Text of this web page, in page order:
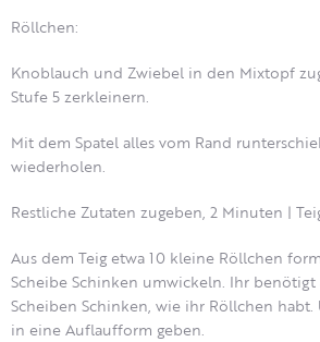
Röllchen:
Knoblauch und Zwiebel in den Mixtopf
Stufe 5 zerkleinern.
Mit dem Spatel alles vom Rand
wiederholen.
Restliche Zutaten zugeben, 2 Minuten |
Aus dem Teig etwa 10 kleine Röllchen
Scheibe Schinken umwickeln. Ihr benötigt
Scheiben Schinken, wie ihr Röllchen
in eine Auflaufform geben.